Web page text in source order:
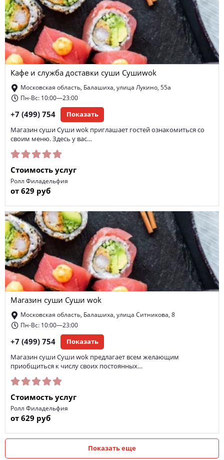
Кафе и служба доставки суши Сушиwok
Московская область, Балашиха, улица Лукино, 55а
Пн-Вс: 10:00—23:00
+7 (499) 754 Показать
Магазин суши Суши wok приглашает гостей ознакомиться со
своим меню. Здесь у вас…
Стоимость услуг
Ролл Филадельфия
от 629 руб
Магазин суши Суши wok
Московская область, Балашиха, улица Ситникова, 8
Пн-Вс: 10:00—23:00
+7 (499) 754 Показать
Магазин суши Суши wok предлагает всем желающим
приобщиться к числу своих постоянных…
Стоимость услуг
Ролл Филадельфия
от 629 руб
Показать еще